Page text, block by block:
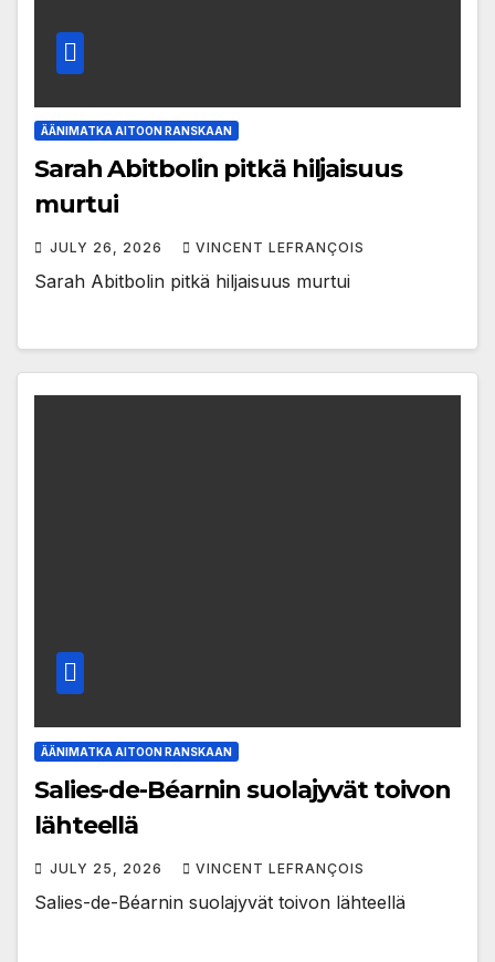
ÄÄNIMATKA AITOON RANSKAAN
Sarah Abitbolin pitkä hiljaisuus
murtui
JULY 26, 2026 VINCENT LEFRANÇOIS
Sarah Abitbolin pitkä hiljaisuus murtui
ÄÄNIMATKA AITOON RANSKAAN
Salies-de-Béarnin suolajyvät toivon
lähteellä
JULY 25, 2026 VINCENT LEFRANÇOIS
Salies-de-Béarnin suolajyvät toivon lähteellä